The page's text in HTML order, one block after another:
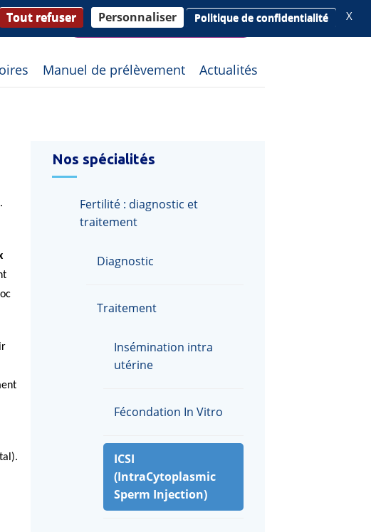
X
Tout refuser Personnaliser Politique de confidentialité
Consulter vos résultats
Manuel de prélèvement Actualités
Nos spécialités
Fertilité : diagnostic et
traitement
Diagnostic
Traitement
Insémination intra
utérine
Fécondation In Vitro
ICSI
(IntraCytoplasmic
Sperm Injection)